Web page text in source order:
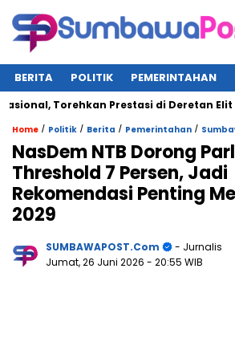
BERITA POLITIK PEMERINTAHAN
Torehkan Prestasi di Deretan Elit UN-
Home / Politik / Berita / Pemerintahan /
NasDem NTB Dorong
Threshold 7 Persen, Jadi
Rekomendasi Penting
2029
SUMBAWAPOST.com
- Jurnalis
Jumat, 26 Juni 2026 - 20:55 WIB